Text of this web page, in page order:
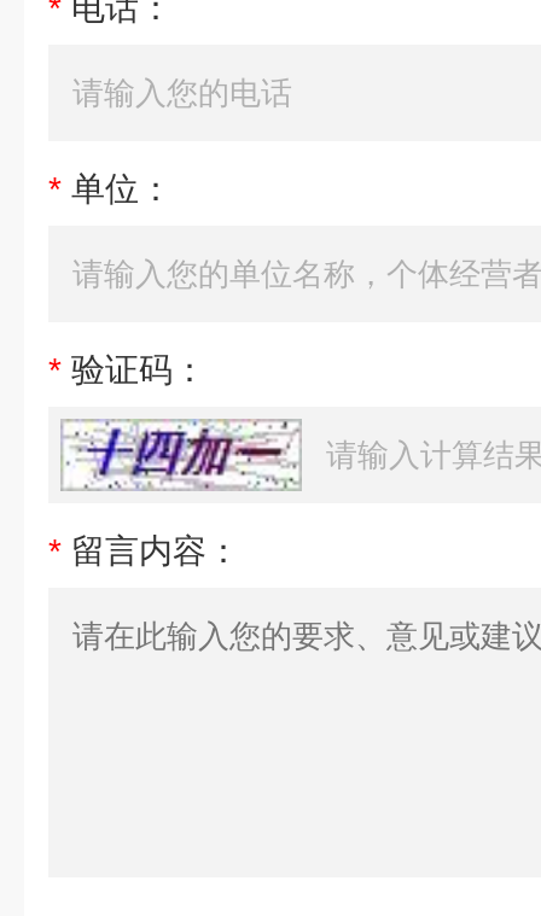
* 电话：
* 单位：
* 验证码：
* 留言内容：